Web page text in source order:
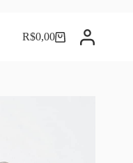
Carrinho
R$0,00